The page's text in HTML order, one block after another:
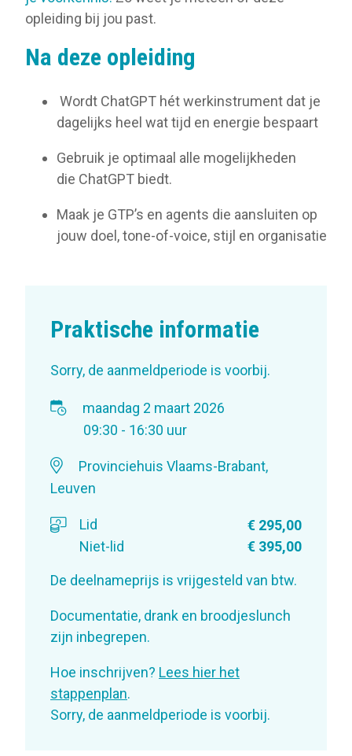
opleiding bij jou past.
Na deze opleiding
Wordt ChatGPT hét werkinstrument dat je
dagelijks heel wat tijd en energie bespaart
Gebruik je optimaal alle mogelijkheden
die ChatGPT biedt.
Maak je GTP’s en agents die aansluiten op
jouw doel, tone-of-voice, stijl en organisatie
Praktische informatie
Sorry, de aanmeldperiode is voorbij.
maandag 2 maart 2026
09:30 - 16:30 uur
Provinciehuis Vlaams-Brabant,
Leuven
Lid
€ 295,00
Niet-lid
€ 395,00
De deelnameprijs is vrijgesteld van btw.
Documentatie, drank en broodjeslunch
zijn inbegrepen.
Hoe inschrijven? Lees hier het
stappenplan.
Sorry, de aanmeldperiode is voorbij.